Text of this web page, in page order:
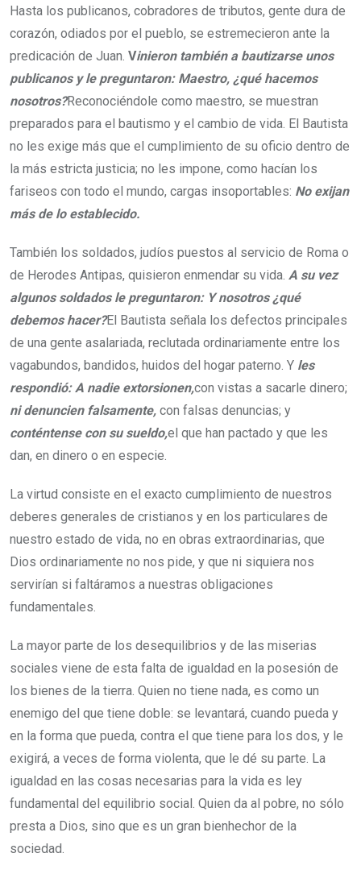
Hasta los publicanos, cobradores de tributos, gente dura de
corazón, odiados por el pueblo, se estremecieron ante la
predicación de Juan. Vinieron también a bautizarse unos
publicanos y le preguntaron: Maestro, ¿qué hacemos
nosotros?Reconociéndole como maestro, se muestran
preparados para el bautismo y el cambio de vida. El Bautista
no les exige más que el cumplimiento de su oficio dentro de
la más estricta justicia; no les impone, como hacían los
fariseos con todo el mundo, cargas insoportables: No exijan
más de lo establecido.
También los soldados, judíos puestos al servicio de Roma o
de Herodes Antipas, quisieron enmendar su vida. A su vez
algunos soldados le preguntaron: Y nosotros ¿qué
debemos hacer?El Bautista señala los defectos principales
de una gente asalariada, reclutada ordinariamente entre los
vagabundos, bandidos, huidos del hogar paterno. Y les
respondió: A nadie extorsionen,con vistas a sacarle dinero;
ni denuncien falsamente, con falsas denuncias; y
conténtense con su sueldo,el que han pactado y que les
dan, en dinero o en especie.
La virtud consiste en el exacto cumplimiento de nuestros
deberes generales de cristianos y en los particulares de
nuestro estado de vida, no en obras extraordinarias, que
Dios ordinariamente no nos pide, y que ni siquiera nos
servirían si faltáramos a nuestras obligaciones
fundamentales.
La mayor parte de los desequilibrios y de las miserias
sociales viene de esta falta de igualdad en la posesión de
los bienes de la tierra. Quien no tiene nada, es como un
enemigo del que tiene doble: se levantará, cuando pueda y
en la forma que pueda, contra el que tiene para los dos, y le
exigirá, a veces de forma violenta, que le dé su parte. La
igualdad en las cosas necesarias para la vida es ley
fundamental del equilibrio social. Quien da al pobre, no sólo
presta a Dios, sino que es un gran bienhechor de la
sociedad.